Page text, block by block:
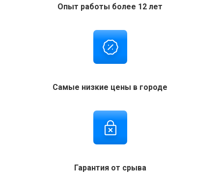
Опыт работы более 12 лет
Самые низкие цены в городе
Гарантия от срыва